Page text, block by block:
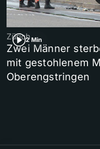
2 Min
Zürich
Zwei Männer
mit gestohlenem
Oberengstringen